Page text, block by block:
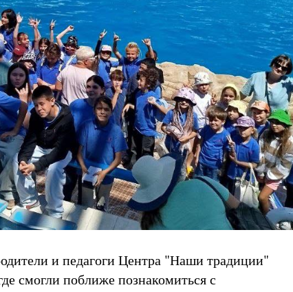
и педагоги Центра "Наши традиции"
смогли поближе познакомиться с